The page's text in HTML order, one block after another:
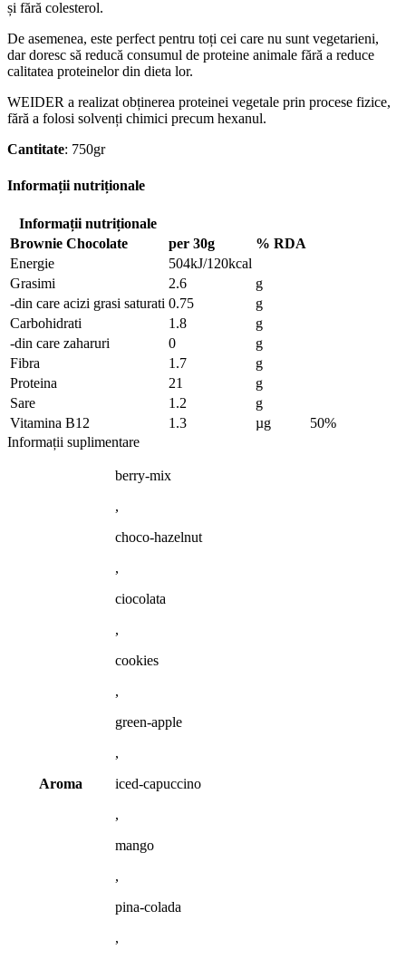
și fără colesterol.
De asemenea, este perfect pentru toți cei care nu sunt vegetarieni,
dar doresc să reducă consumul de proteine ​​animale fără a reduce
calitatea proteinelor din dieta lor.
WEIDER a realizat obținerea proteinei vegetale prin procese fizice,
fără a folosi solvenți chimici precum hexanul.
Cantitate: 750gr
Informații nutriționale
Informații nutriționale
Brownie Chocolate
per 30g
% RDA
Energie
504kJ/120kcal
Grasimi
2.6
g
-din care acizi grasi saturati 0.75
g
Carbohidrati
1.8
g
-din care zaharuri
0
g
Fibra
1.7
g
Proteina
21
g
Sare
1.2
g
Vitamina B12
1.3 µg
50%
Informații suplimentare
Aroma
berry-mix
,
choco-hazelnut
,
ciocolata
,
cookies
,
green-apple
,
iced-capuccino
,
mango
,
pina-colada
,